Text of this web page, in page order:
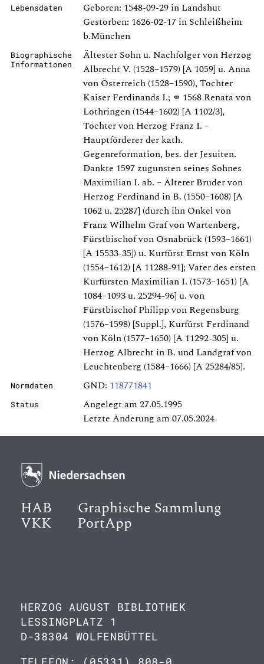
Lebensdaten
Geboren: 1548-09-29 in Landshut
Gestorben: 1626-02-17 in Schleißheim
b.München
Biographische
Informationen
Ältester Sohn u. Nachfolger von Herzog
Albrecht V. (1528–1579) [A 1059] u. Anna
von Österreich (1528–1590), Tochter
Kaiser Ferdinands I.; ⚭ 1568 Renata von
Lothringen (1544–1602) [A 1102/3],
Tochter von Herzog Franz I. –
Hauptförderer der kath.
Gegenreformation, bes. der Jesuiten.
Dankte 1597 zugunsten seines Sohnes
Maximilian I. ab. – Älterer Bruder von
Herzog Ferdinand in B. (1550–1608) [A
1062 u. 25287] (durch ihn Onkel von
Franz Wilhelm Graf von Wartenberg,
Fürstbischof von Osnabrück (1593–1661)
[A 15533-35]) u. Kurfürst Ernst von Köln
(1554–1612) [A 11288-91]; Vater des ersten
Kurfürsten Maximilian I. (1573–1651) [A
1084–1093 u. 25294-96] u. von
Fürstbischof Philipp von Regensburg
(1576–1598) [Suppl.], Kurfürst Ferdinand
von Köln (1577–1650) [A 11292-305] u.
Herzog Albrecht in B. und Landgraf von
Leuchtenberg (1584–1666) [A 25284/85].
Normdaten GND: 118771841
Status
Angelegt am 27.05.1995
Letzte Änderung am 07.05.2024
HAB Graphische Sammlung
VKK PortApp
HERZOG AUGUST BIBLIOTHEK
LESSINGPLATZ 1
D-38304 WOLFENBÜTTEL